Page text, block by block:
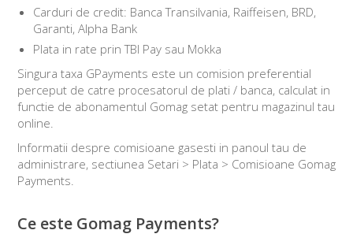
Carduri de credit: Banca Transilvania, Raiffeisen, BRD,
Garanti, Alpha Bank
Plata in rate prin TBI Pay sau Mokka
Singura taxa GPayments este un comision preferential
perceput de catre procesatorul de plati / banca, calculat in
functie de abonamentul Gomag setat pentru magazinul tau
online.
Informatii despre comisioane gasesti in panoul tau de
administrare, sectiunea Setari > Plata > Comisioane Gomag
Payments.
Ce este Gomag Payments?